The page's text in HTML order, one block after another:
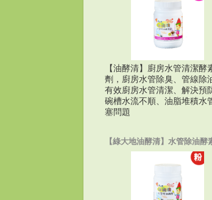
【油酵清】廚房水管清潔酵
劑，廚房水管除臭、管線除
有效廚房水管清潔、解決預
碗槽水流不順、油脂堆積水
塞問題
【綠大地油酵清】水管除油酵